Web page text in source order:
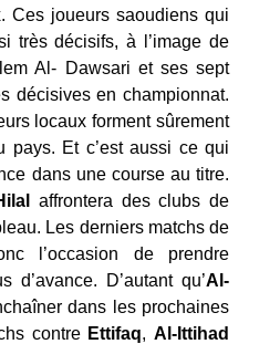
Ces joueurs saoudiens qui
très décisifs, à l’image de
Al- Dawsari et ses sept
décisives en championnat.
locaux forment sûrement
pays. Et c’est aussi ce qui
dans une course au titre.
affrontera des clubs de
Les derniers matchs de
l’occasion de prendre
d’avance. D’autant qu’Al-
dans les prochaines
contre Ettifaq,Al-Ittihad